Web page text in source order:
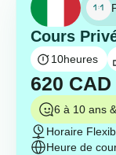
Cours
10heures
620 CAD
6 à 10 ans
Horaire
Heure de